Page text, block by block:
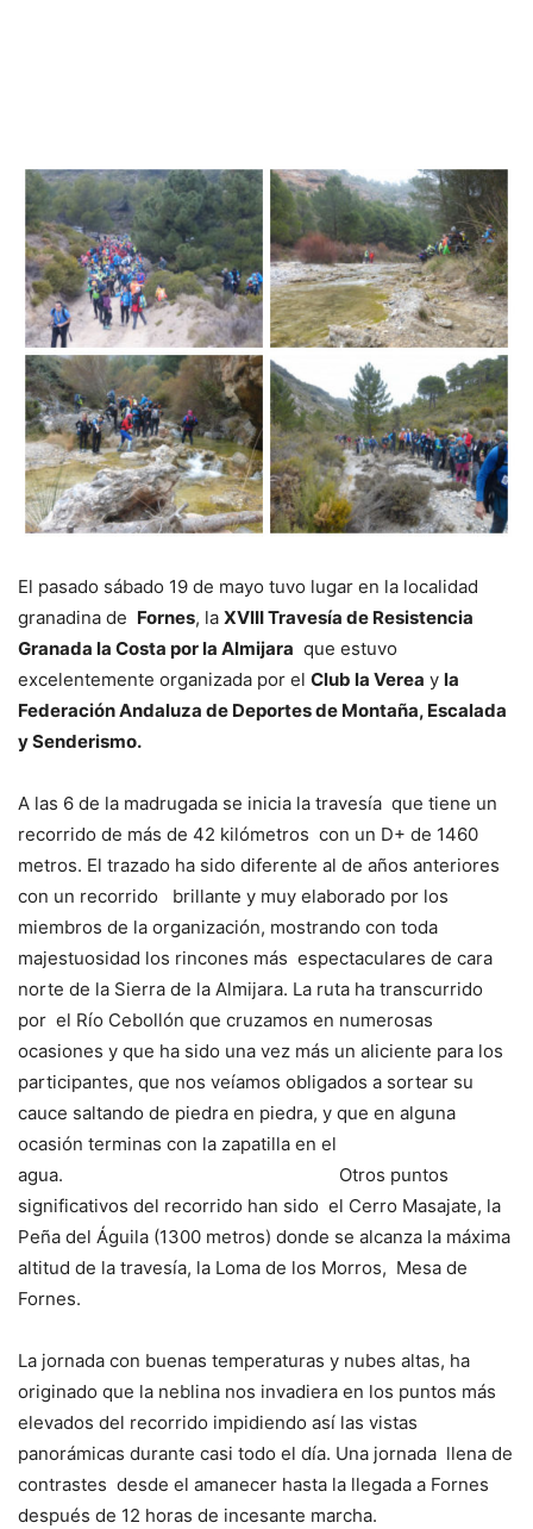
El pasado sábado 19 de mayo tuvo lugar en la localidad
granadina de Fornes, la XVIII Travesía de Resistencia
Granada la Costa por la Almijara que estuvo
excelentemente organizada por el Club la Verea y la
Federación Andaluza de Deportes de Montaña, Escalada
y Senderismo.
A las 6 de la madrugada se inicia la travesía que tiene un
recorrido de más de 42 kilómetros con un D+ de 1460
metros. El trazado ha sido diferente al de años anteriores
con un recorrido brillante y muy elaborado por los
miembros de la organización, mostrando con toda
majestuosidad los rincones más espectaculares de cara
norte de la Sierra de la Almijara. La ruta ha transcurrido
por el Río Cebollón que cruzamos en numerosas
ocasiones y que ha sido una vez más un aliciente para los
participantes, que nos veíamos obligados a sortear su
cauce saltando de piedra en piedra, y que en alguna
ocasión terminas con la zapatilla en el
agua. Otros puntos
significativos del recorrido han sido el Cerro Masajate, la
Peña del Águila (1300 metros) donde se alcanza la máxima
altitud de la travesía, la Loma de los Morros, Mesa de
Fornes.
La jornada con buenas temperaturas y nubes altas, ha
originado que la neblina nos invadiera en los puntos más
elevados del recorrido impidiendo así las vistas
panorámicas durante casi todo el día. Una jornada llena de
contrastes desde el amanecer hasta la llegada a Fornes
después de 12 horas de incesante marcha.